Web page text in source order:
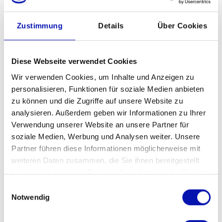
Zustimmung Details Über Cookies
Diese Webseite verwendet Cookies
Wir verwenden Cookies, um Inhalte und Anzeigen zu
personalisieren, Funktionen für soziale Medien anbieten
zu können und die Zugriffe auf unsere Website zu
analysieren. Außerdem geben wir Informationen zu Ihrer
Verwendung unserer Website an unsere Partner für
soziale Medien, Werbung und Analysen weiter. Unsere
Partner führen diese Informationen möglicherweise mit
weiteren Daten zusammen, die Sie ihnen bereitgestellt
haben oder die sie im Rahmen Ihrer Nutzung der Dienste
Notwendig
kundiger Leitung auf, um die Hochebene
am Fusse des Wildstrubels zu erkunden.
Nach zwei Stunden Wanderzeit traf man
Betriebsleiter der Bergahnen Engstligenalp
Werdegang und den Erfahrungen die er als
Globi-Figur machen durfte. „Globi hat keine
Stimme; die Verständigung mit den
Kindern läuft über die Gestik*, erzählte der
Manager, bevor die Gruppe sich dem Zvieri-
Plättli widmete. Kurz vor vier Uhr
nachmittags ging es zurück zur Bergstation
der Bahn, die alle sicher zurück ins Tal
„Ich werde noch lange von diesem Ausflug